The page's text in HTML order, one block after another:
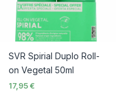
SVR Spirial Duplo Roll-
on Vegetal 50ml
17,95 €